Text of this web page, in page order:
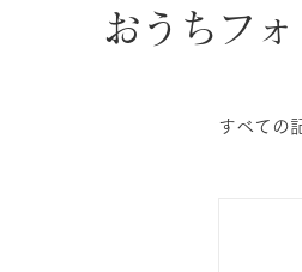
おうちフ
すべての